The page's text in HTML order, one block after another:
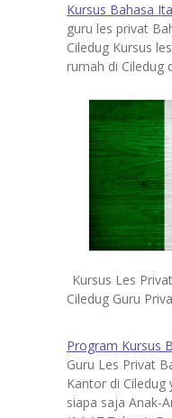
Kursus Bahasa
guru les privat
Ciledug Kursus
rumah di Ciledug
Kursus Les
Ciledug Guru
Program Kursus
Guru Les Privat
Kantor di Ciledug
siapa saja Anak-